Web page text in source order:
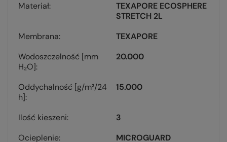
Materiał
TEXAPORE ECOSPHERE
STRETCH 2L
Membrana
TEXAPORE
Wodoszczelność [mm
H₂O]
20.000
Oddychalność [g/m²/24
h]
15.000
Ilość kieszeni
3
Ocieplenie
MICROGUARD